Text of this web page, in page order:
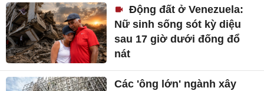
Động đất ở Venezuela:
Nữ sinh sống sót kỳ diệu
sau 17 giờ dưới đống đổ
nát
Các 'ông lớn' ngành xây